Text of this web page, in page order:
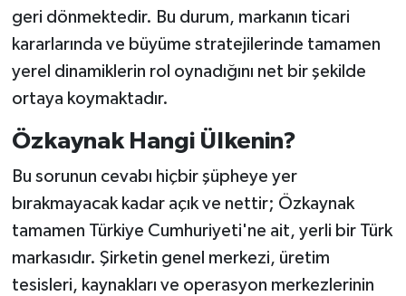
geri dönmektedir. Bu durum, markanın ticari
kararlarında ve büyüme stratejilerinde tamamen
yerel dinamiklerin rol oynadığını net bir şekilde
ortaya koymaktadır.
Özkaynak Hangi Ülkenin?
Bu sorunun cevabı hiçbir şüpheye yer
bırakmayacak kadar açık ve nettir; Özkaynak
tamamen Türkiye Cumhuriyeti'ne ait, yerli bir Türk
markasıdır. Şirketin genel merkezi, üretim
tesisleri, kaynakları ve operasyon merkezlerinin